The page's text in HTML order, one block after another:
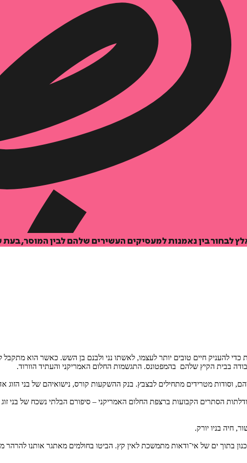
איזה פורמט בא לך?
דיגיטלי
32
במבצע עד:
31/08/2026
מודפס
₪76.8
לבחור בין נאמנות למעסיקים העשירים שלהם לבין המוסר,
כדי להעניק חיים טובים יותר לעצמו, לאשתו נני ולבנם בן השש. כאשר הוא
בבית הקיץ שלהם בהמפטונס. התגשמות החלום האמריקני והעתיד הוורוד.
מטרידים מתחילים לבצבץ. בנק ההשקעות קורס, נישואיהם של בני הזוג
הסתרים הקבועות ברצפת החלום האמריקני – סיפורם הבלתי נשכח של בני
חיה בניו יורק.
בתוך ים של אי־ודאות מתמשכת לאין קץ. הביטו בחולמים מאתגר אותנו